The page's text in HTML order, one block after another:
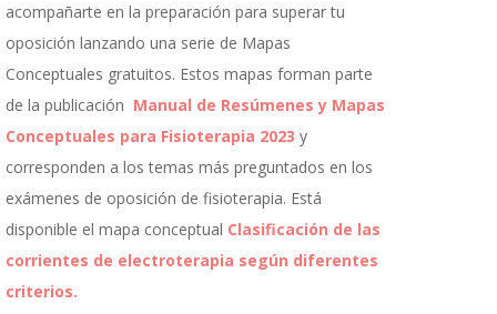
acompañarte en la preparación para superar tu
oposición lanzando una serie de Mapas
Conceptuales gratuitos. Estos mapas forman parte
de la publicación Manual de Resúmenes y Mapas
Conceptuales para Fisioterapia 2023 y
corresponden a los temas más preguntados en los
exámenes de oposición de fisioterapia. Está
disponible el mapa conceptual Clasificación de las
corrientes de electroterapia según diferentes
criterios.